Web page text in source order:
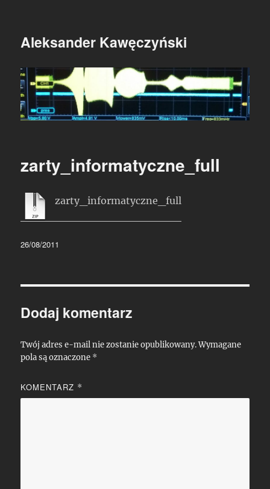
Aleksander Kawęczyński
zarty_informatyczne_full
zarty_informatyczne_full
Data
26/08/2011
Dodaj komentarz
Twój adres e-mail nie zostanie opublikowany. Wymagane
pola są oznaczone *
KOMENTARZ *